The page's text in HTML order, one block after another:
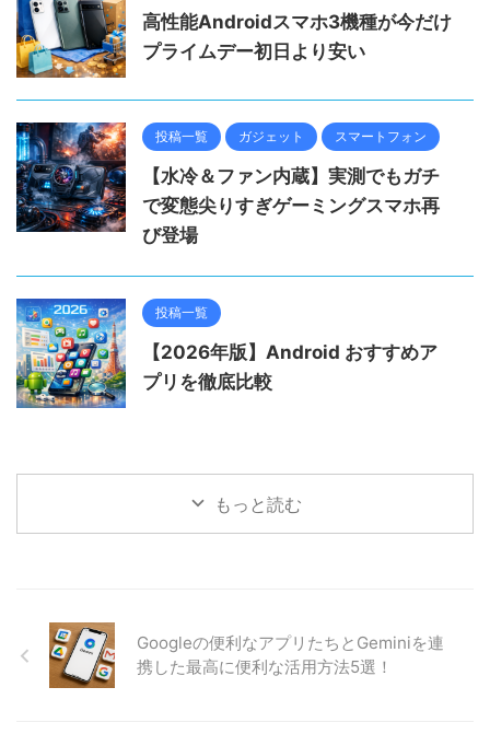
高性能Androidスマホ3機種が今だけ
プライムデー初日より安い
投稿一覧 ガジェット スマートフォン
【水冷＆ファン内蔵】実測でもガチ
で変態尖りすぎゲーミングスマホ再
び登場
投稿一覧
【2026年版】Android おすすめア
プリを徹底比較
もっと読む
Googleの便利なアプリたちとGeminiを連
携した最高に便利な活用方法5選！